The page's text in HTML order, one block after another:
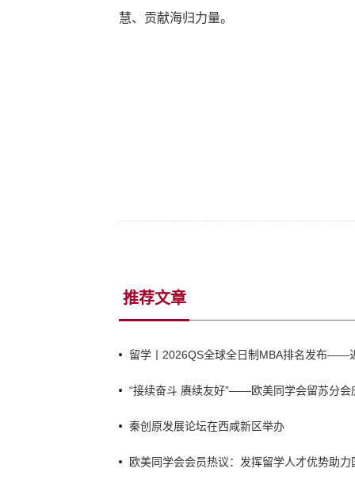
慧、贡献海归力量。
推荐文章
留学丨2026QS全球全日制MBA排名发布——
“接续奋斗 赓续友好”——欧美同学会留苏分会
《中俄睦邻友好合作条约》签署25周年主题音
秦创原发展论坛在西咸新区举办
欧美同学会会员热议：发挥留学人才优势助力